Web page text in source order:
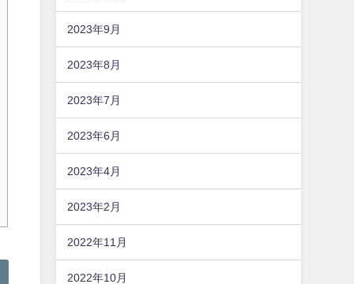
2023年9月
2023年8月
2023年7月
2023年6月
2023年4月
2023年2月
2022年11月
2022年10月